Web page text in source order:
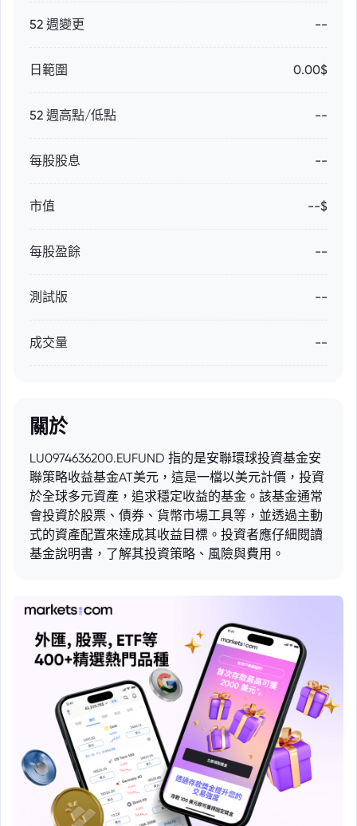
52 週變更 --
日範圍 0.00$
52 週高點/低點 --
每股股息 --
市值 --$
每股盈餘 --
測試版 --
成交量 --
關於
LU0974636200.EUFUND 指的是安聯環球投資基金安
聯策略收益基金AT美元，這是一檔以美元計價，投資
於全球多元資產，追求穩定收益的基金。該基金通常
會投資於股票、債券、貨幣市場工具等，並透過主動
式的資產配置來達成其收益目標。投資者應仔細閱讀
基金說明書，了解其投資策略、風險與費用。